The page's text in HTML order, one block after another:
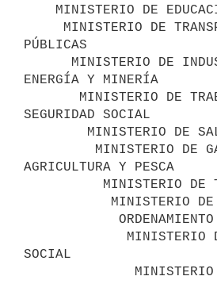
PÚBLICAS
ENERGÍA Y MINERÍA
SEGURIDAD SOCIAL
AGRICULTURA Y PESCA
SOCIAL